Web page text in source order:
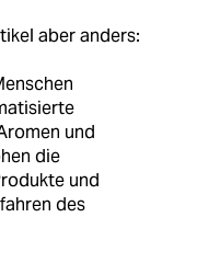
aber anders:
und
die
und
des